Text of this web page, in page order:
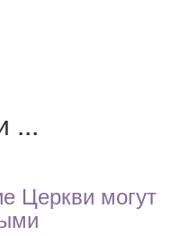
...
Церкви могут